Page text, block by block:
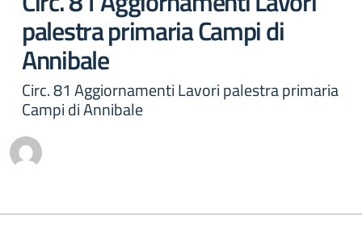
palestra primaria Campi di
Annibale
Circ. 81 Aggiornamenti Lavori palestra primaria
Campi di Annibale